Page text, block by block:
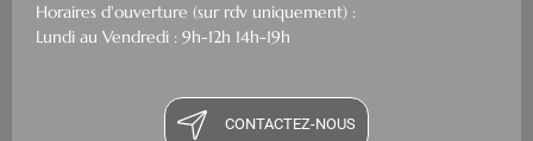
Horaires d'ouverture (sur rdv uniquement) :
Lundi au Vendredi : 9h-12h 14h-19h
CONTACTEZ-NOUS